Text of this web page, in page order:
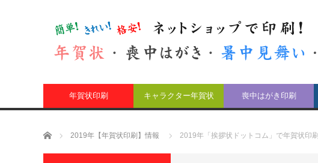
年賀状印刷 キャラクター年賀状 喪中はがき印刷
ホーム 2019年【年賀状印刷】情報 2019年「挨拶状ドットコム」で年賀状印刷